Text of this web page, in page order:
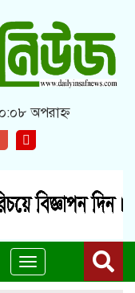
অপরাহ্ন
Toggle
navigation